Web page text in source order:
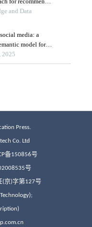
Press.
Co. Ltd
备150856号
号
(京)字第127号